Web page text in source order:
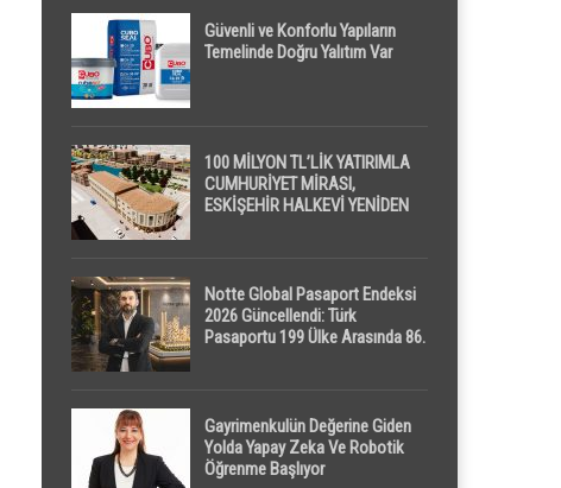
Güvenli ve Konforlu Yapıların
Temelinde Doğru Yalıtım Var
100 MİLYON TL’LİK YATIRIMLA
CUMHURİYET MİRASI,
ESKİŞEHİR HALKEVİ YENİDEN
Notte Global Pasaport Endeksi
2026 Güncellendi: Türk
Pasaportu 199 Ülke Arasında 86.
Gayrimenkulün Değerine Giden
Yolda Yapay Zeka Ve Robotik
Öğrenme Başlıyor